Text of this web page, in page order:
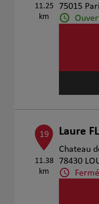
11.25
km
75015
19
11.38
km
Laure
Chateau
78430